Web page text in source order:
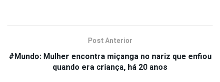
Post Anterior
#Mundo: Mulher encontra miçanga no nariz que enfiou
quando era criança, há 20 anos